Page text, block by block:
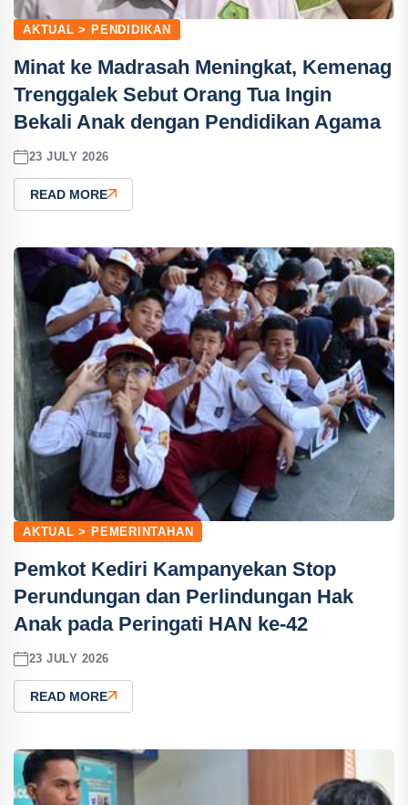
AKTUAL > PENDIDIKAN
Minat ke Madrasah Meningkat, Kemenag
Trenggalek Sebut Orang Tua Ingin
Bekali Anak dengan Pendidikan Agama
23 JULY 2026
READ MORE
AKTUAL > PEMERINTAHAN
Pemkot Kediri Kampanyekan Stop
Perundungan dan Perlindungan Hak
Anak pada Peringati HAN ke-42
23 JULY 2026
READ MORE